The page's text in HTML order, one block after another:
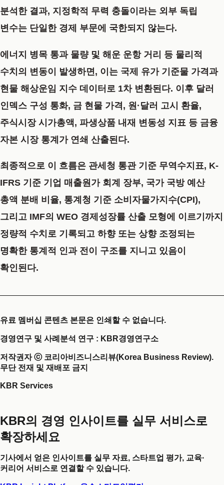
분석한 결과, 지정학적 무력 충돌이라는 외부 독립
변수는 단일한 경제 부문에 국한되지 않는다.
에너지 병목 통과 물량 및 해운 운항 거리 등 물리적
수치의 변동이 발생하면, 이는 국제 유가 기준물 가격과
현물 해상운임 지수 데이터로 1차 변환된다. 이후 달러
인덱스 구성 통화, 금 현물 가격, 원·달러 고시 환율,
주식시장 시가총액, 파생상품 내재 변동성 지표 등 금융
자본 시장 통계가 연쇄 산출된다.
최종적으로 이 흐름은 관세청 통관 기준 무역수지표, K-
IFRS 기준 기업 매출원가 회계 장부, 국가 국방 예산
총액 분배 비율, 통계청 기준 소비자물가지수(CPI),
그리고 IMF의 WEO 경제성장률 산출 모형에 이르기까지
정량적 수치로 기록되고 하향 또는 상향 조정되는
명확한 통계적 인과 전이 구조를 지니고 있음이
확인된다.
유료 멤버십 콘텐츠 본문은 인쇄할 수 없습니다.
경영연구 및 사례분석 연구 : KBR경영연구소
저작권자 ⓒ 코리아비즈니스리뷰(Korea Business Review).
무단 전재 및 재배포 금지
KBR Services
KBR의 경영 인사이트를 실무 서비스로
확장하세요
기사에서 얻은 인사이트를 실무 자료, 스타트업 평가, 교육·
커리어 서비스로 연결할 수 있습니다.